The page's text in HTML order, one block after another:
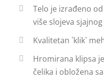
Telo je izrađeno
više slojeva
Kvalitetan `klik`
Hromirana klipsa
čelika i obložena